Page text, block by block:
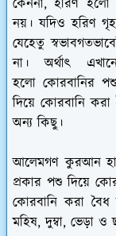
কেননা, হরিণ হলো
নয়। যদিও হরিণ
যেহেতু
না। অর্থাৎ
হলো কোরবানির
দিয়ে কোরবানি
অন্য কিছু।
আলেমগণ কুরআন
প্রকার পশু দিয়ে
কোরবানি করা
মহিষ, দুম্বা, ভেড়া ও